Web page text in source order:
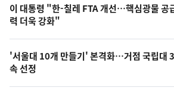
오
늘
의
사
진
이 대통령 "한-칠레 FTA 개선…핵심광물 공
력 더욱 강화"
'서울대 10개 만들기' 본격화…거점 국립대
속 선정